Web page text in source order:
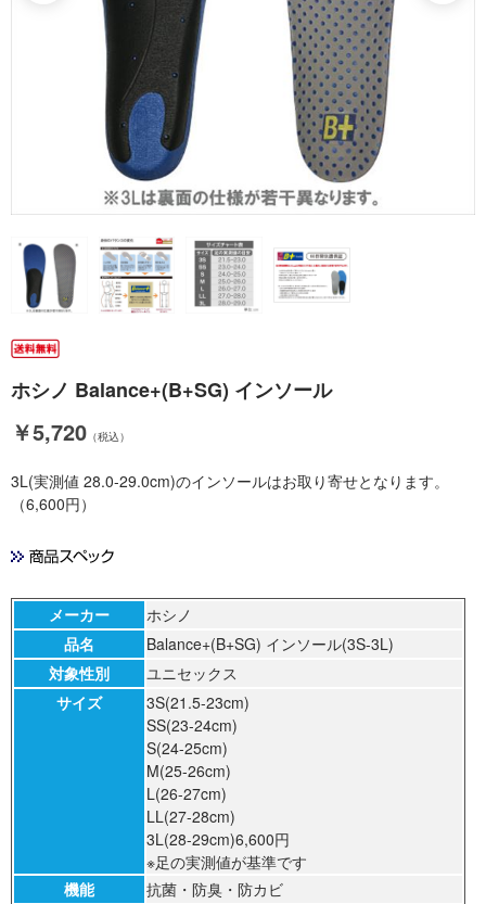
ホシノ Balance+(B+SG) インソール
￥5,720 （税込）
3L(実測値 28.0-29.0cm)のインソールはお取り寄せとなります。
（6,600円）
メーカー
ホシノ
品名
Balance+(B+SG) インソール(3S-3L)
対象性別
ユニセックス
サイズ
3S(21.5-23cm)
SS(23-24cm)
S(24-25cm)
M(25-26cm)
L(26-27cm)
LL(27-28cm)
3L(28-29cm)6,600円
※足の実測値が基準です
機能
抗菌・防臭・防カビ